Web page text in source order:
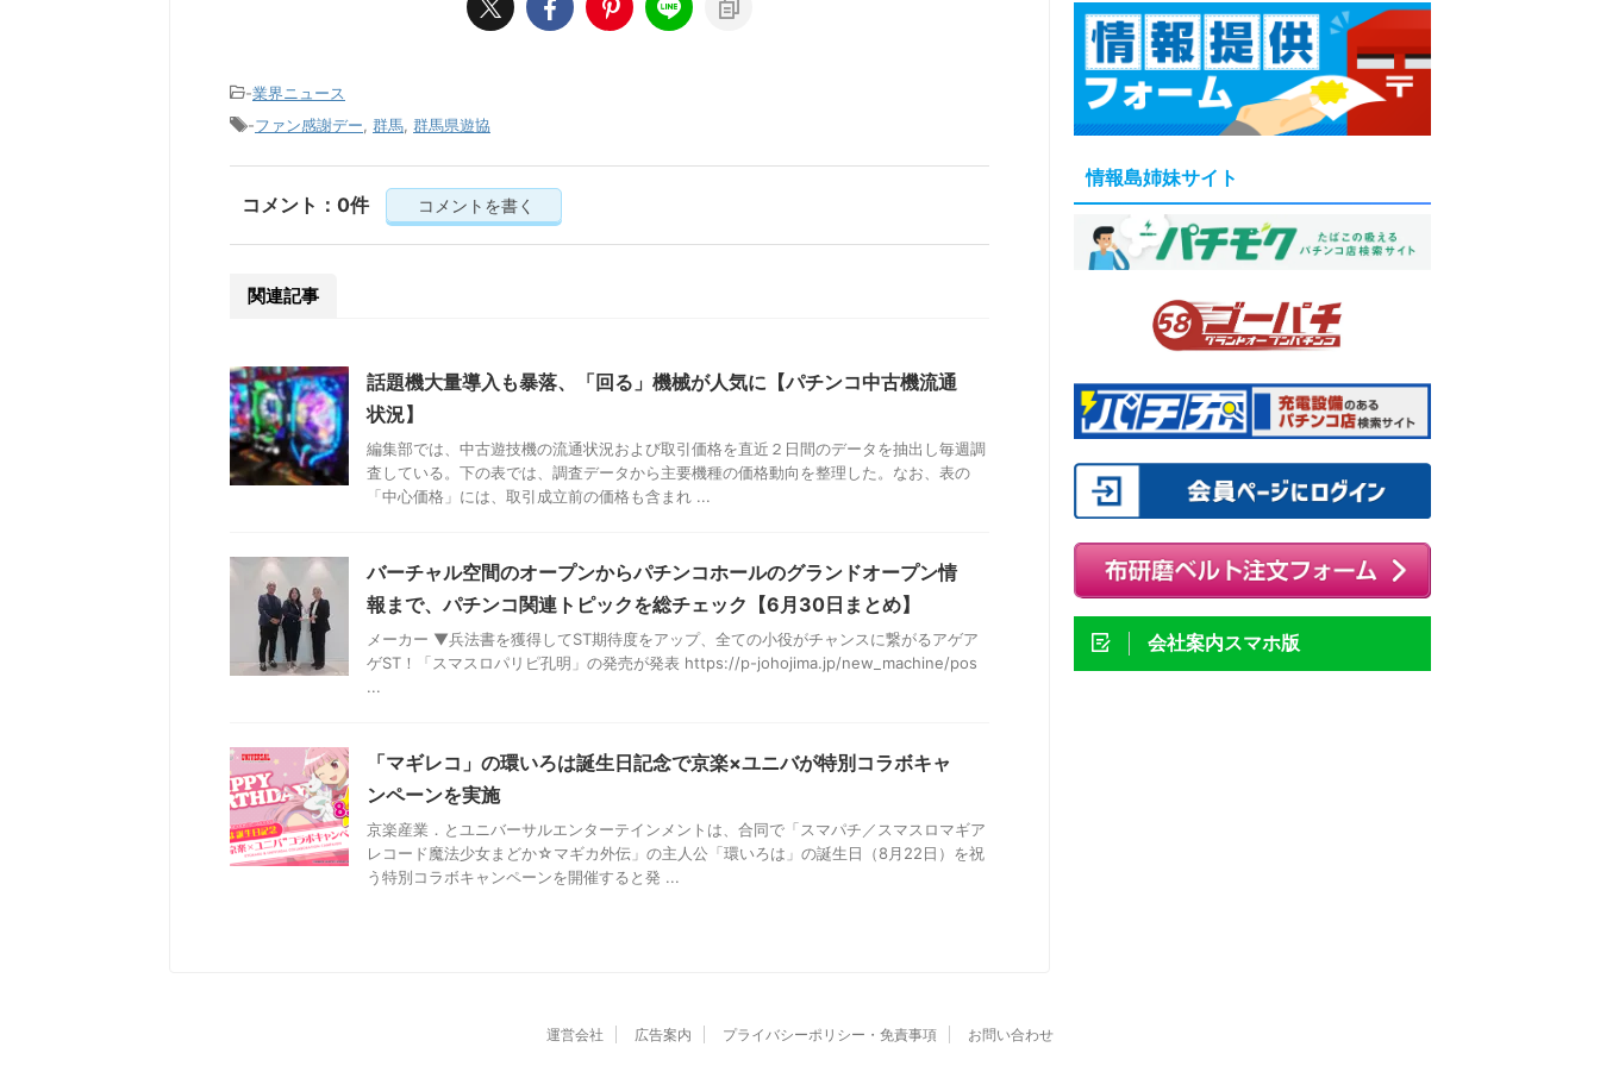
-業界ニュース
-ファン感謝デー 群馬 群馬県遊協
コメント：0件 コメントを書く
関連記事
話題機大量導入も暴落、「回る」機械が人気に【パチンコ中古機流通
状況】
編集部では、中古遊技機の流通状況および取引価格を直近２日間のデータを抽出し毎週調
査している。下の表では、調査データから主要機種の価格動向を整理した。なお、表の
「中心価格」には、取引成立前の価格も含まれ ...
バーチャル空間のオープンからパチンコホールのグランドオープン情
報まで、パチンコ関連トピックを総チェック【6月30日まとめ】
メーカー ▼兵法書を獲得してST期待度をアップ、全ての小役がチャンスに繋がるアゲア
ゲST！「スマスロパリピ孔明」の発売が発表 https://p-johojima.jp/new_machine/pos
...
「マギレコ」の環いろは誕生日記念で京楽×ユニバが特別コラボキャ
ンペーンを実施
京楽産業．とユニバーサルエンターテインメントは、合同で「スマパチ／スマスロマギア
レコード魔法少女まどか☆マギカ外伝」の主人公「環いろは」の誕生日（8月22日）を祝
う特別コラボキャンペーンを開催すると発 ...
情報島姉妹サイト
会社案内スマホ版
運営会社 広告案内 プライバシーポリシー・免責事項 お問い合わせ